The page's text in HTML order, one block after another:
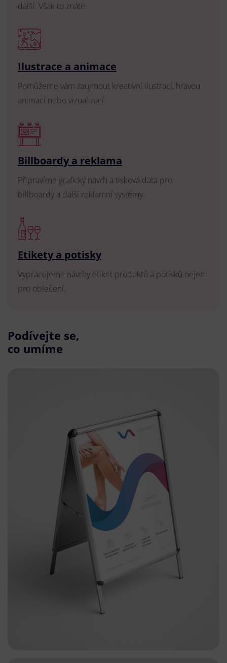
další. Však to znáte.
Ilustrace a animace
Pomůžeme vám zaujmout kreativní ilustrací, hravou
animací nebo vizualizací.
Billboardy a reklama
Připravíme grafický návrh a tisková data pro
billboardy a další reklamní systémy.
Etikety a potisky
Vypracujeme návrhy etiket produktů a potisků nejen
pro oblečení.
Podívejte se,
co umíme